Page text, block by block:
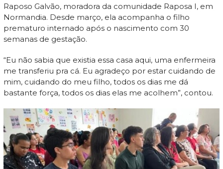
Raposo Galvão, moradora da comunidade Raposa I, em
Normandia. Desde março, ela acompanha o filho
prematuro internado após o nascimento com 30
semanas de gestação.
“Eu não sabia que existia essa casa aqui, uma enfermeira
me transferiu pra cá. Eu agradeço por estar cuidando de
mim, cuidando do meu filho, todos os dias me dá
bastante força, todos os dias elas me acolhem”, contou.